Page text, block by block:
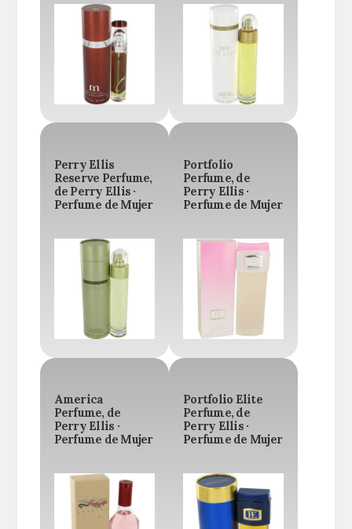
Perry Ellis
Reserve Perfume,
de Perry Ellis ·
Perfume de Mujer
Portfolio
Perfume, de
Perry Ellis ·
Perfume de Mujer
America
Perfume, de
Perry Ellis ·
Perfume de Mujer
Portfolio Elite
Perfume, de
Perry Ellis ·
Perfume de Mujer